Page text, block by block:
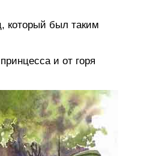
который был таким
и от горя